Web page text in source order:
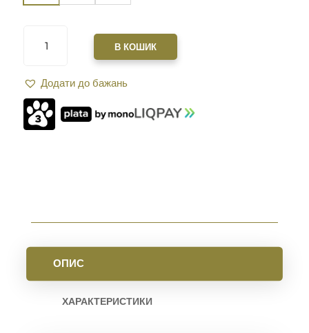
XGUN
7"
AR-
15
В КОШИК
Додати до бажань
ОПИС
ХАРАКТЕРИСТИКИ